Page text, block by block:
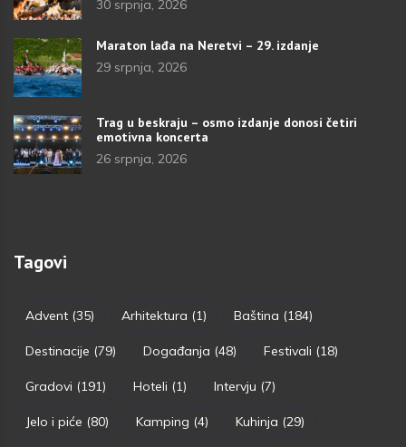
30 srpnja, 2026
Maraton lađa na Neretvi – 29. izdanje
29 srpnja, 2026
Trag u beskraju – osmo izdanje donosi četiri
emotivna koncerta
26 srpnja, 2026
Tagovi
Advent (35) Arhitektura (1) Baština (184)
Destinacije (79) Događanja (48) Festivali (18)
Gradovi (191) Hoteli (1) Intervju (7)
Jelo i piće (80) Kamping (4) Kuhinja (29)